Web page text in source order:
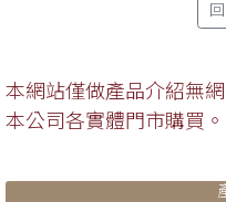
本網站僅做產品介紹無
本公司各實體門市購買。